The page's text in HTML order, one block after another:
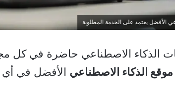
الأفضل يعتمد على الخدمة المطلوبة
الذكاء الاصطناعي حاضرة في كل
موقع الذكاء الاصطناعي الأفضل في أي